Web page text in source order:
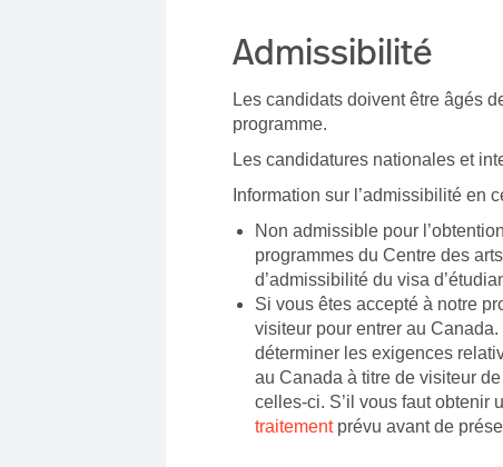
Admissibilité
Les candidats doivent être âgés
programme.
Les candidatures nationales et
Information sur l’admissibilité en
Non admissible pour
programmes du Centre des
d’admissibilité du visa
Si vous êtes accepté à notre
visiteur pour entrer au
déterminer les exigences
au Canada à titre de visiteur
celles-ci. S’il vous faut
traitementprévu avant de